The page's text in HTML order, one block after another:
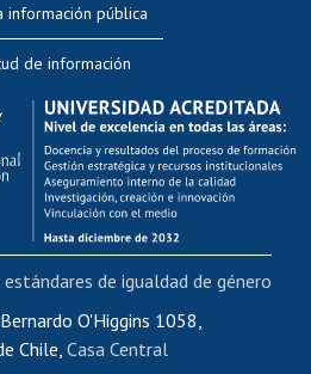
docente
académica
al AUCAI
os
de capacitación
del personal
movilidad interna
de renta
de renta honorarios
información pública
de información
O'Higgins 1058,
Chile, Casa Central
de igualdad de género